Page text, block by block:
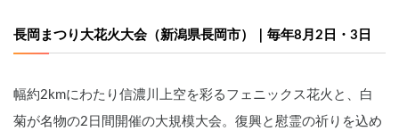
長岡まつり大花火大会（新潟県長岡市）｜毎年8月2日・3日
幅約2kmにわたり信濃川上空を彩るフェニックス花火と、白
菊が名物の2日間開催の大規模大会。復興と慰霊の祈りを込め